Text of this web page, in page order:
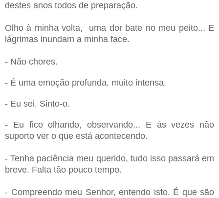
destes anos todos de preparação.
Olho à minha volta, uma dor bate no meu peito... E
lágrimas inundam a minha face.
- Não chores.
- É uma emoção profunda, muito intensa.
- Eu sei. Sinto-o.
- Eu fico olhando, observando... E às vezes não
suporto ver o que está acontecendo.
- Tenha paciência meu querido, tudo isso passará em
breve. Falta tão pouco tempo.
- Compreendo meu Senhor, entendo isto. É que são